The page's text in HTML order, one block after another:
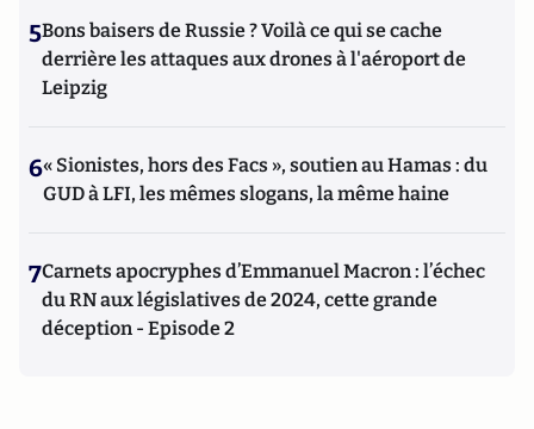
5Bons baisers de Russie ? Voilà ce qui se cache
derrière les attaques aux drones à l'aéroport de
Leipzig
6« Sionistes, hors des Facs », soutien au Hamas : du
GUD à LFI, les mêmes slogans, la même haine
7Carnets apocryphes d’Emmanuel Macron : l’échec
du RN aux législatives de 2024, cette grande
déception - Episode 2